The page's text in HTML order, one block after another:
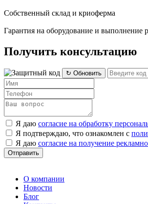
Собственный склад и криоферма
Гарантия на оборудование и выполнение
Получить консультацию
↻ Обновить
Я даю согласие на обработку
Я подтверждаю, что ознакомлен с
Я даю согласие на получение
Отправить
О компании
Новости
Блог